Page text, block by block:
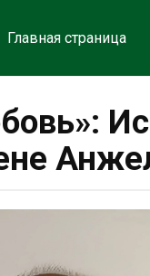
Главная страница